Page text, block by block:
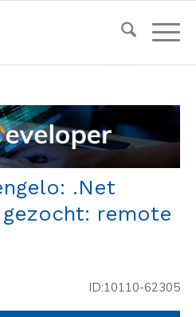
.Net
remote
ID:10110-62305